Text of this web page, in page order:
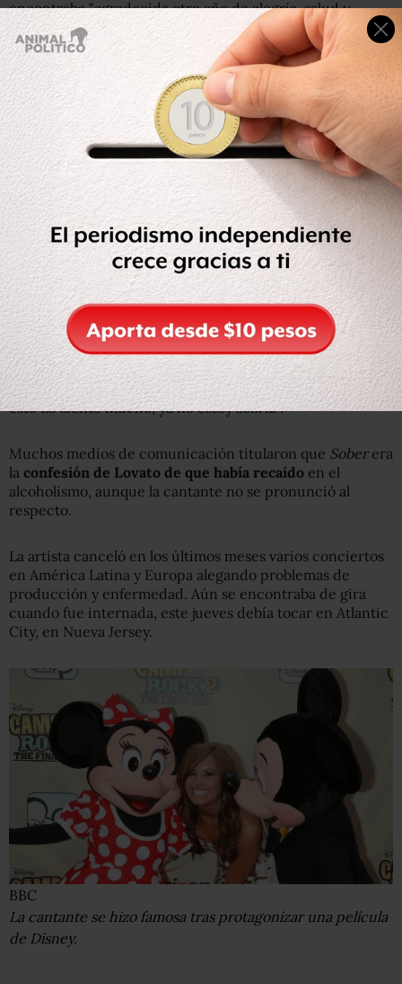
encontraba "agradecida otro año de alegría, salud y
felicidad" y que dejar la adicción "sí es posible".
https://www.instagram.com/p/BhRF8ppHo1n/
Sin embargo, al mes siguiente, amigos de la artista
publicaron en Instagram una foto en la que se la veía
sosteniendo unvaso con un líquido amarilloque disparó
los rumores de que la cantante había vuelto a beber.
Lovato defendió que el líquido era Red Bull, pero cuando
se publicóSober, muchos de sus admiradoresvieron en
la letra de la canción la confirmación de sus sospechas
El coro de la canción reza:
"Mamá, lo siento mucho, ya no estoy sobria Y papá, por
favor perdóname por los tragos que derramé sobre el piso
A quienes nunca me abandonaron: Ya hemos pasado por
esto Lo siento mucho, ya no estoy sobria".
Muchos medios de comunicación titularon que Soberera
la confesión de Lovato de que había recaído en el
alcoholismo, aunque la cantante no se pronunció al
respecto.
La artista canceló en los últimos meses varios conciertos
en América Latina y Europa alegando problemas de
producción y enfermedad. Aún se encontraba de gira
cuando fue internada, este jueves debía tocar en Atlantic
City, en Nueva Jersey.
BBC
La cantante se hizo famosa tras protagonizar una película
de Disney.